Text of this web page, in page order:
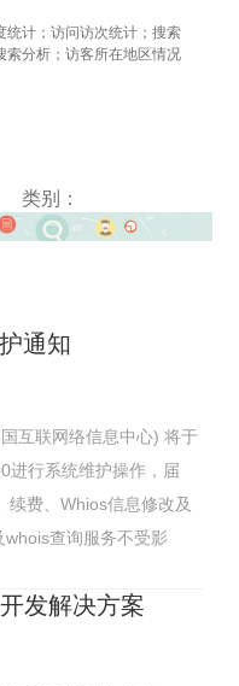
统计；访问访次统计；搜索
索分析；访客所在地区情况
类别：
通知
联网络信息中心) 将于
进行系统维护操作，届
续费、Whios信息修改及
查询服务不受影
发解决方案